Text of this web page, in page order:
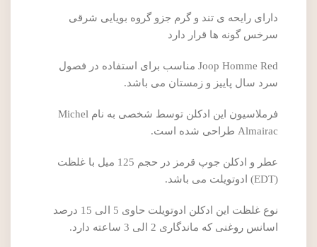
دارای رایحه ی تند و گرم جزو گروه بویایی شرقی
سرخس گونه ها قرار دارد
Joop Homme Red مناسب برای استفاده در فصول
سرد سال پاییز و زمستان می باشد.
فرملاسیون این ادکلن توسط شخصی به نام Michel
Almairac طراحی شده است.
عطر و ادکلن جوپ قرمز در حجم 125 میل با غلظت
(EDT) ادوتویلت می باشد.
نوع غلظت این ادکلن ادوتویلت حاوی 5 الی 15 درصد
اسانس روغنی که ماندگاری 2 الی 3 ساعته دارد.